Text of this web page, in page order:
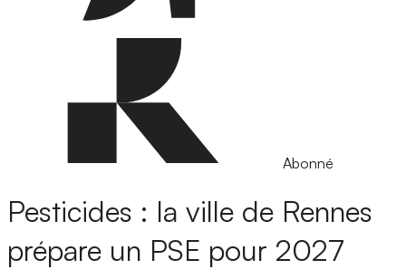
Abonné
Pesticides : la ville de Rennes
prépare un PSE pour 2027